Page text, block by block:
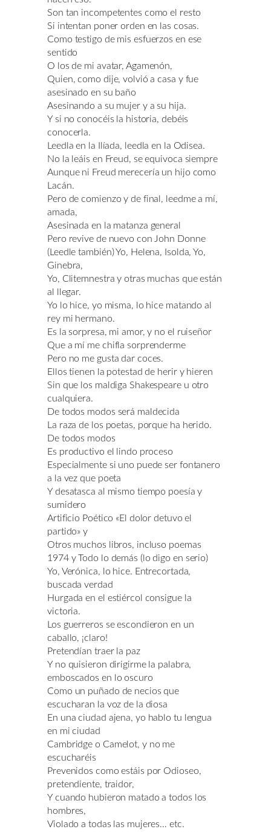
Son tan incompetentes como el resto
Si intentan poner orden en las cosas.
Como testigo de mis esfuerzos en ese
sentido
O los de mi avatar, Agamenón,
Quien, como dije, volvió a casa y fue
asesinado en su baño
Asesinando a su mujer y a su hija.
Y si no conocéis la historia, debéis
conocerla.
Leedla en la Ilíada, leedla en la Odisea.
No la leáis en Freud, se equivoca siempre
Aunque ni Freud merecería un hijo como
Lacán.
Pero de comienzo y de final, leedme a mí,
amada,
Asesinada en la matanza general
Pero revive de nuevo con John Donne
(Leedle también) Yo, Helena, Isolda, Yo,
Ginebra,
Yo, Clitemnestra y otras muchas que están
al llegar.
Yo lo hice, yo misma, lo hice matando al
rey mi hermano.
Es la sorpresa, mi amor, y no el ruiseñor
Que a mí me chifla sorprenderme
Pero no me gusta dar coces.
Ellos tienen la potestad de herir y hieren
Sin que los maldiga Shakespeare u otro
cualquiera.
De todos modos será maldecida
La raza de los poetas, porque ha herido.
De todos modos
Es productivo el lindo proceso
Especialmente si uno puede ser fontanero
a la vez que poeta
Y desatasca al mismo tiempo poesía y
sumidero
Artificio Poético «El dolor detuvo el
partido» y
Otros muchos libros, incluso poemas
1974 y Todo lo demás (lo digo en serio)
Yo, Verónica, lo hice. Entrecortada,
buscada verdad
Hurgada en el estiércol consigue la
victoria.
Los guerreros se escondieron en un
caballo, ¡claro!
Pretendían traer la paz
Y no quisieron dirigirme la palabra,
emboscados en lo oscuro
Como un puñado de necios que
escucharan la voz de la diosa
En una ciudad ajena, yo hablo tu lengua
en mi ciudad
Cambridge o Camelot, y no me
escucharéis
Prevenidos como estáis por Odioseo,
pretendiente, traidor,
Y cuando hubieron matado a todos los
hombres,
Violado a todas las mujeres… etc.